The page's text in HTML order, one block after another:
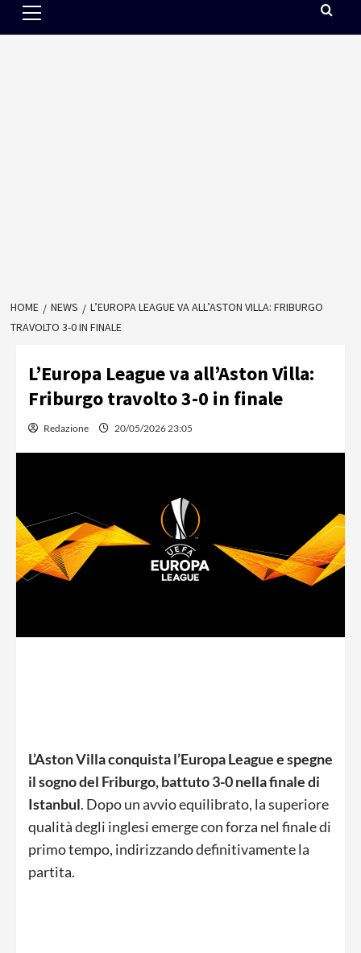
Menu
HOME NEWS
L’EUROPA LEAGUE VA ALL’ASTON VILLA: FRIBURGO
TRAVOLTO 3-0 IN FINALE
L’Europa League va all’Aston Villa:
Friburgo travolto 3-0 in finale
Redazione 20/05/2026 23:05
L’Aston Villa conquista l’Europa League e spegne
il sogno del Friburgo, battuto 3-0 nella finale di
Istanbul. Dopo un avvio equilibrato, la superiore
qualità degli inglesi emerge con forza nel finale di
primo tempo, indirizzando definitivamente la
partita.